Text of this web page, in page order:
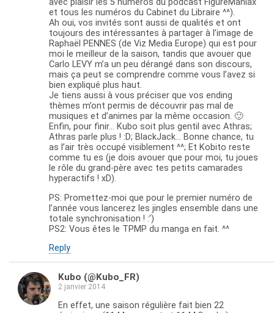
avec plaisir les 5 numéros du podcast FigureManiax
et tous les numéros du Cabinet du Libraire ^^).
Ah oui, vos invités sont aussi de qualités et ont
toujours des intéressantes à partager à l’image de
Raphaël PENNES (de Viz Media Europe) qui est pour
moi le meilleur de la saison, tandis que avouer que
Carlo LEVY m’a un peu dérangé dans son discours,
mais ça peut se comprendre comme vous l’avez si
bien expliqué plus haut.
Je tiens aussi à vous préciser que vos ending
thèmes m’ont permis de découvrir pas mal de
musiques et d’animes par la même occasion. 🙂
Enfin, pour finir… Kubo soit plus gentil avec Athras;
Athras parle plus ! :D; BlackJack… Bonne chance, tu
as l’air très occupé visiblement ^^; Et Kobito reste
comme tu es (je dois avouer que pour moi, tu joues
le rôle du grand-père avec tes petits camarades
hyperactifs ! xD).
PS: Promettez-moi que pour le premier numéro de
l’année vous lancerez les jingles ensemble dans une
totale synchronisation ! :’)
PS2: Vous êtes le TPMP du manga en fait. ^^
Reply
Kubo (@Kubo_FR)
2 janvier 2014
En effet, une saison régulière fait bien 22